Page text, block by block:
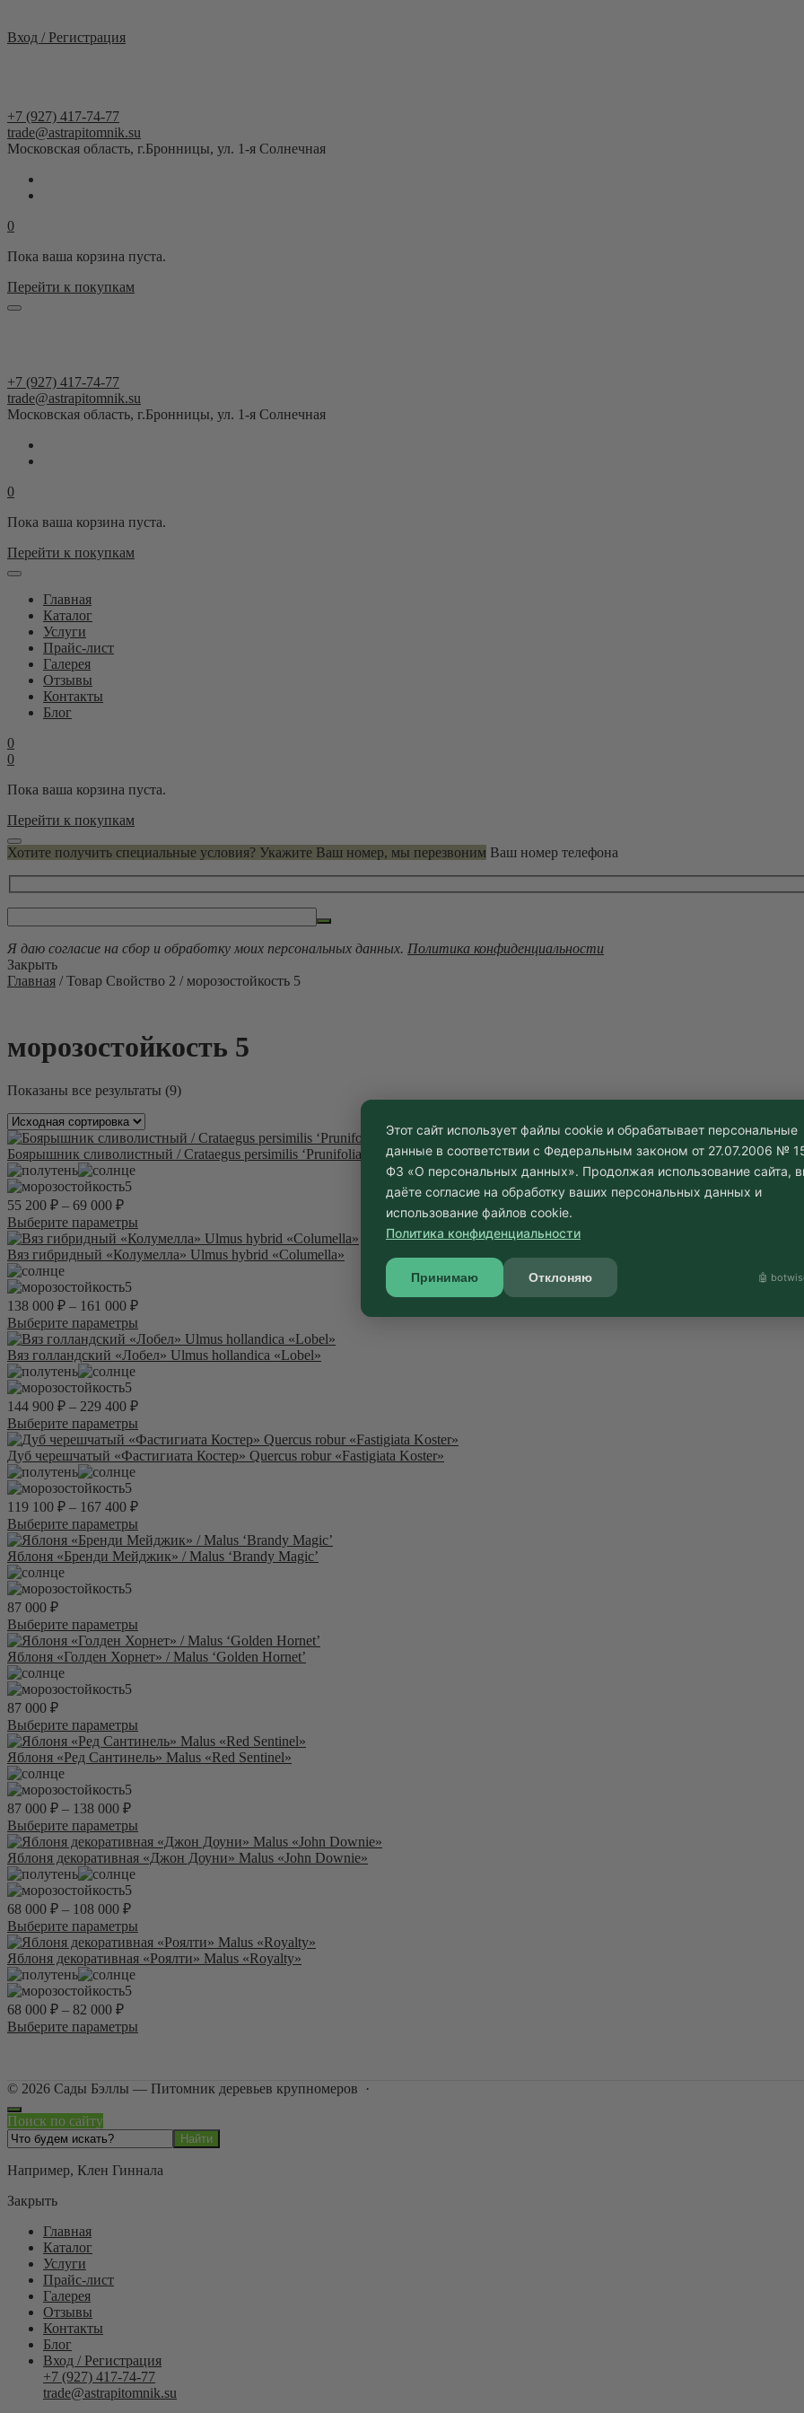
Вход / Регистрация
+7 (927) 417-74-77
trade@astrapitomnik.su
Московская область, г.Бронницы, ул. 1-я Солнечная
0
Пока ваша корзина пуста.
Перейти к покупкам
+7 (927) 417-74-77
trade@astrapitomnik.su
Московская область, г.Бронницы, ул. 1-я Солнечная
0
Пока ваша корзина пуста.
Перейти к покупкам
Главная
Каталог
Услуги
Прайс-лист
Галерея
Отзывы
Контакты
Блог
0
0
Пока ваша корзина пуста.
Перейти к покупкам
Хотите получить специальные условия? Укажите Ваш номер, мы перезвоним Ваш номер телефона
Я даю согласие на сбор и обработку моих персональных данных. Политика конфиденциальности
Закрыть
Главная / Товар Свойство 2 / морозостойкость 5
морозостойкость 5
Показаны все результаты (9)
Боярышник сливолистный / Crataegus persimilis ‘Prunifolia’
5
55 200 ₽ – 69 000 ₽
Выберите параметры
товар
имеет
Опции
выбрать
на
Вяз гибридный «Колумелла» Ulmus hybrid «Columella»
5
138 000 ₽ – 161 000 ₽
Выберите параметры
товар
имеет
Опции
выбрать
на
Вяз голландский «Лобел» Ulmus hollandica «Lobel»
5
144 900 ₽ – 229 400 ₽
Выберите параметры
товар
имеет
Опции
выбрать
на
странице
Дуб черешчатый «Фастигиата Костер» Quercus robur «Fastigiata Koster»
5
119 100 ₽ – 167 400 ₽
Выберите параметры
товар
имеет
выбрать
на
Яблоня «Бренди Мейджик» / Malus ‘Brandy Magic’
5
87 000 ₽
Выберите параметры
товар
имеет
выбрать
на
Яблоня «Голден Хорнет» / Malus ‘Golden Hornet’
5
87 000 ₽
Выберите параметры
товар
имеет
выбрать
на
странице
Яблоня «Ред Сантинель» Malus «Red Sentinel»
5
87 000 ₽ – 138 000 ₽
Выберите параметры
товар
имеет
выбрать
на
Яблоня декоративная «Джон Доуни» Malus «John Downie»
5
68 000 ₽ – 108 000 ₽
Выберите параметры
товар
имеет
товара.
Яблоня декоративная «Роялти» Malus «Royalty»
5
68 000 ₽ – 82 000 ₽
Выберите параметры
вариаций.
выбрать
странице
© 2026 Сады Бэллы — Питомник деревьев крупномеров ·
Поиск по сайту
Например, Клен Гиннала
Закрыть
Главная
Каталог
Услуги
Прайс-лист
Галерея
Отзывы
Контакты
Блог
Вход / Регистрация
+7 (927) 417-74-77
trade@astrapitomnik.su
Этот сайт использует файлы cookie и обрабатывает персональные
данные в соответствии с Федеральным законом от 27.07.2006 №
ФЗ «О персональных данных». Продолжая использование сайта,
даёте согласие на обработку ваших персональных данных и
использование файлов cookie.
Политика конфиденциальности
Принимаю Отклоняю 🤖